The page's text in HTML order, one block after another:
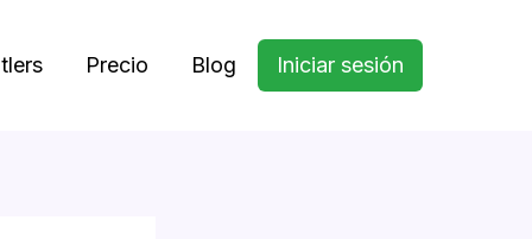
Precio Blog Iniciar sesión